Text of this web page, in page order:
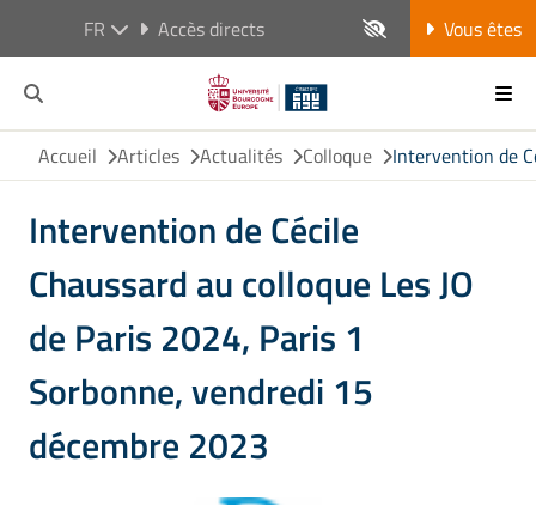
FR Accès directs Vous êtes
Accueil Articles Actualités Colloque Intervention de
Intervention de Cécile
Chaussard au colloque Les JO
de Paris 2024, Paris 1
Sorbonne, vendredi 15
décembre 2023